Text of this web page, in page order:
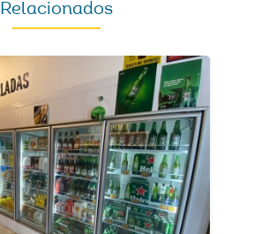
Relacionados